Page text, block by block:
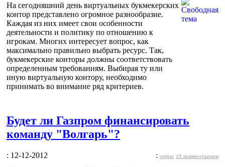
На сегодняшний день виртуальных букмекерских
контор представлено огромное разнообразие.
Каждая из них имеет свои особенности
деятельности и политику по отношению к
игрокам. Многих интересует вопрос, как
максимально правильно выбрать ресурс. Так,
букмекерские конторы должны соответствовать
определенным требованиям. Выбирая ту или
иную виртуальную контору, необходимо
принимать во внимание ряд критериев.
Будет ли Газпром финансировать
команду "Волгарь"?
: 12-12-2012 : volgar 15 комментариев